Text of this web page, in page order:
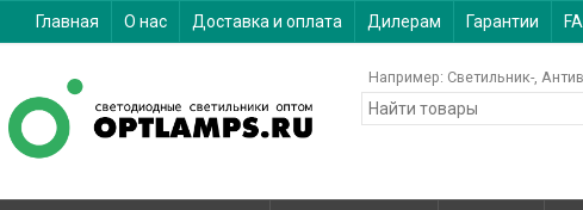
Главная О нас Доставка и оплата Дилерам Гарантии
Например: Светильник-